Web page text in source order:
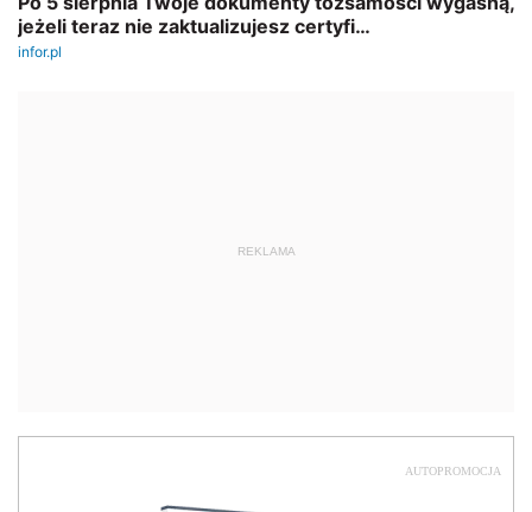
REKLAMA
AUTOPROMOCJA